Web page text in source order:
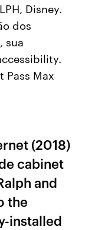
Disney.
dos
sua
Pass Max
(2018)
cabinet
and
the
installed